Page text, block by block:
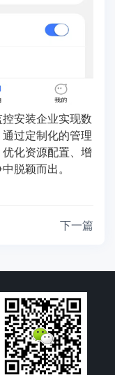
安装企业实现数
过定制化的管理
化资源配置、增
脱颖而出。
下一篇